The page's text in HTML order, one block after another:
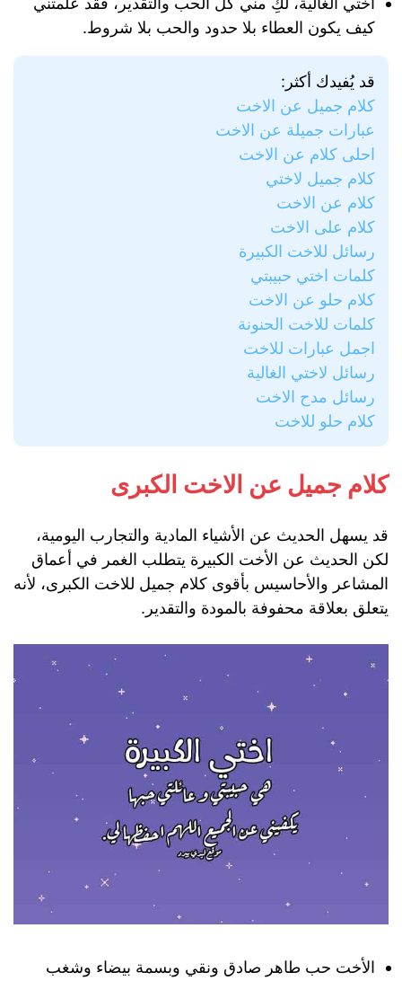
كيف يكون العطاء بلا حدود والحب بلا شروط.
قد يُفيدك أكثر:
كلام جميل عن الاخت
عبارات جميلة عن الاخت
احلى كلام عن الاخت
كلام جميل لاختي
كلام عن الاخت
كلام على الاخت
رسائل للاخت الكبيرة
كلمات اختي حبيبتي
كلام حلو عن الاخت
كلمات للاخت الحنونة
اجمل عبارات للاخت
رسائل لاختي الغالية
رسائل مدح الاخت
كلام حلو للاخت
كلام جميل عن الاخت الكبرى
قد يسهل الحديث عن الأشياء المادية والتجارب اليومية،
لكن الحديث عن الأخت الكبيرة يتطلب الغمر في أعماق
المشاعر والأحاسيس بأقوى كلام جميل للاخت الكبرى، لأنه
يتعلق بعلاقة محفوفة بالمودة والتقدير.
الأخت حب طاهر صادق ونقي وبسمة بيضاء وشغب